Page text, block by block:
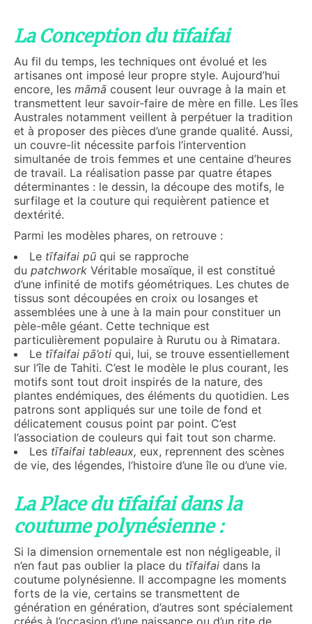
La Conception du tīfaifai
Au fil du temps, les techniques ont évolué et les
artisanes ont imposé leur propre style. Aujourd’hui
encore, les māmā cousent leur ouvrage à la main et
transmettent leur savoir-faire de mère en fille. Les îles
Australes notamment veillent à perpétuer la tradition
et à proposer des pièces d’une grande qualité. Aussi,
un couvre-lit nécessite parfois l’intervention
simultanée de trois femmes et une centaine d’heures
de travail. La réalisation passe par quatre étapes
déterminantes : le dessin, la découpe des motifs, le
surfilage et la couture qui requièrent patience et
dextérité.
Parmi les modèles phares, on retrouve :
Le tīfaifai pū qui se rapproche
du patchwork Véritable mosaïque, il est constitué
d’une infinité de motifs géométriques. Les chutes de
tissus sont découpées en croix ou losanges et
assemblées une à une à la main pour constituer un
pèle-mêle géant. Cette technique est
particulièrement populaire à Rurutu ou à Rimatara.
Le tīfaifai pā’oti qui, lui, se trouve essentiellement
sur l’île de Tahiti. C’est le modèle le plus courant, les
motifs sont tout droit inspirés de la nature, des
plantes endémiques, des éléments du quotidien. Les
patrons sont appliqués sur une toile de fond et
délicatement cousus point par point. C’est
l’association de couleurs qui fait tout son charme.
Les tīfaifai tableaux, eux, reprennent des scènes
de vie, des légendes, l’histoire d’une île ou d’une vie.
La Place du tīfaifai dans la
coutume polynésienne :
Si la dimension ornementale est non négligeable, il
n’en faut pas oublier la place du tīfaifai dans la
coutume polynésienne. Il accompagne les moments
forts de la vie, certains se transmettent de
génération en génération, d’autres sont spécialement
créés à l’occasion d’une naissance ou d’un rite de